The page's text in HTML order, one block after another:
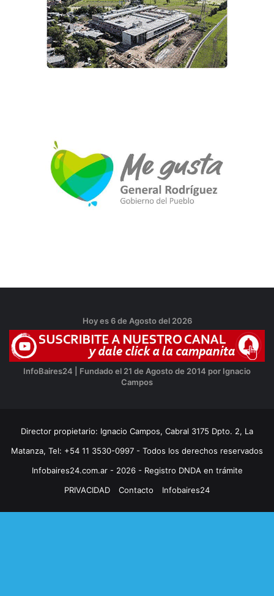
Hoy es 6 de Agosto del 2026
InfoBaires24 | Fundado el 21 de Agosto de 2014 por Ignacio
Campos
Director propietario: Ignacio Campos, Cabral 3175 Dpto. 2, La
Matanza, Tel: +54 11 3530-0997 - Todos los derechos reservados
Infobaires24.com.ar - 2026 - Registro DNDA en trámite
PRIVACIDAD
Contacto Infobaires24